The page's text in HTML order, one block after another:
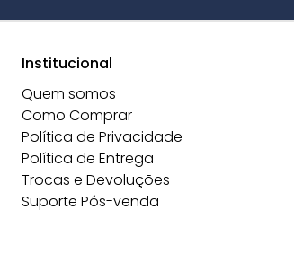
Institucional
Quem somos
Como Comprar
Política de Privacidade
Política de Entrega
Trocas e Devoluções
Suporte Pós-venda